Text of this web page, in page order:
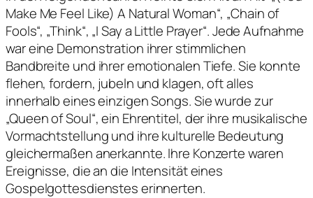
Make Me Feel Like) A Natural Woman“, „Chain of
Fools“, „Think“, „I Say a Little Prayer“. Jede Aufnahme
war eine Demonstration ihrer stimmlichen
Bandbreite und ihrer emotionalen Tiefe. Sie konnte
flehen, fordern, jubeln und klagen, oft alles
innerhalb eines einzigen Songs. Sie wurde zur
„Queen of Soul“, ein Ehrentitel, der ihre musikalische
Vormachtstellung und ihre kulturelle Bedeutung
gleichermaßen anerkannte. Ihre Konzerte waren
Ereignisse, die an die Intensität eines
Gospelgottesdienstes erinnerten.